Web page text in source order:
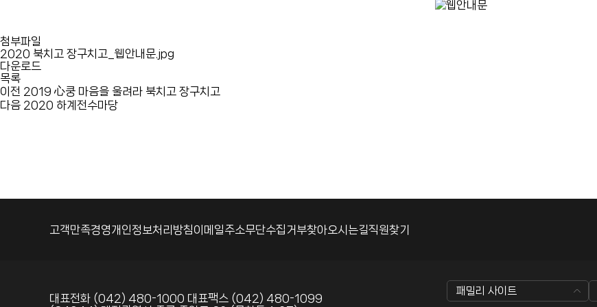
첨부파일
2020 북치고 장구치고_웹안내문.jpg
다운로드
목록
이전 2019 心쿵 마음을 울려라 북치고 장구치고
다음 2020 하계전수마당
고객만족경영개인정보처리방침이메일주소무단수집거부찾아오시는길직원찾기
대표전화 (042) 480-1000 대표팩스 (042) 480-1099
패밀리 사이트